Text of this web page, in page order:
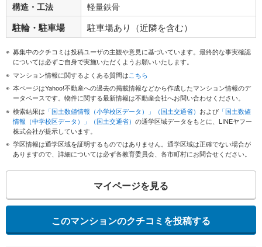
構造・工法
軽量鉄骨
駐輪・駐車場 駐車場あり（近隣を含む）
募集中のクチコミは投稿ユーザの主観や意見に基づいています。最終的な事実確認
については必ずご自身で実施いただくようお願いいたします。
マンション情報に関するよくある質問はこちら
本ページはYahoo!不動産への過去の掲載情報などから作成したマンション情報のデ
ータベースです。物件に関する最新情報は不動産会社へお問い合わせください。
検索結果は 「国土数値情報（小学校区データ）」（国土交通省） および 「国土数値
情報（中学校区データ）」（国土交通省） の通学区域データをもとに、LINEヤフー
株式会社が提示しています。
学区情報は通学区域を証明するものではありません。通学区域は正確でない場合が
ありますので、詳細については必ず各教育委員会、各市町村にお問合せください。
マイページを見る
このマンションのクチコミを投稿する